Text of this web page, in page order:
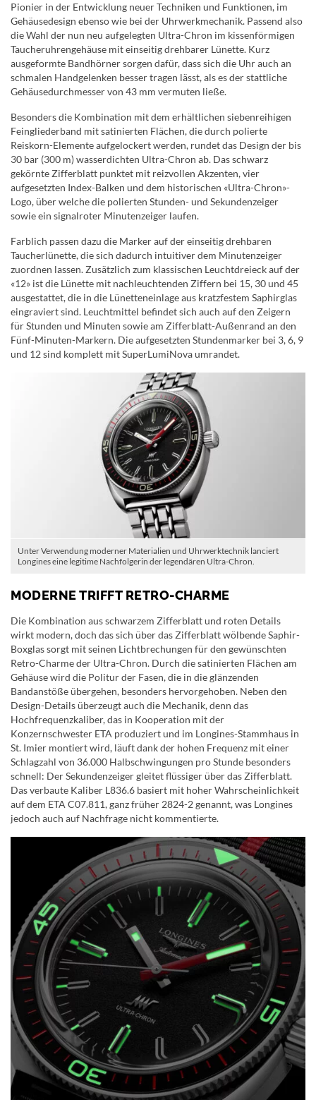
Pionier in der Entwicklung neuer Techniken und Funktionen, im
Gehäusedesign ebenso wie bei der Uhrwerkmechanik. Passend also
die Wahl der nun neu aufgelegten Ultra-Chron im kissenförmigen
Taucheruhrengehäuse mit einseitig drehbarer Lünette. Kurz
ausgeformte Bandhörner sorgen dafür, dass sich die Uhr auch an
schmalen Handgelenken besser tragen lässt, als es der stattliche
Gehäusedurchmesser von 43 mm vermuten ließe.
Besonders die Kombination mit dem erhältlichen siebenreihigen
Feingliederband mit satinierten Flächen, die durch polierte
Reiskorn-Elemente aufgelockert werden, rundet das Design der bis
30 bar (300 m) wasserdichten Ultra-Chron ab. Das schwarz
gekörnte Zifferblatt punktet mit reizvollen Akzenten, vier
aufgesetzten Index-Balken und dem historischen «Ultra-Chron»-
Logo, über welche die polierten Stunden- und Sekundenzeiger
sowie ein signalroter Minutenzeiger laufen.
Farblich passen dazu die Marker auf der einseitig drehbaren
Taucherlünette, die sich dadurch intuitiver dem Minutenzeiger
zuordnen lassen. Zusätzlich zum klassischen Leuchtdreieck auf der
«12» ist die Lünette mit nachleuchtenden Ziffern bei 15, 30 und 45
ausgestattet, die in die Lünetteneinlage aus kratzfestem Saphirglas
eingraviert sind. Leuchtmittel befindet sich auch auf den Zeigern
für Stunden und Minuten sowie am Zifferblatt-Außenrand an den
Fünf-Minuten-Markern. Die aufgesetzten Stundenmarker bei 3, 6, 9
und 12 sind komplett mit SuperLumiNova umrandet.
Unter Verwendung moderner Materialien und Uhrwerktechnik lanciert
Longines eine legitime Nachfolgerin der legendären Ultra-Chron.
MODERNE TRIFFT RETRO-CHARME
Die Kombination aus schwarzem Zifferblatt und roten Details
wirkt modern, doch das sich über das Zifferblatt wölbende Saphir-
Boxglas sorgt mit seinen Lichtbrechungen für den gewünschten
Retro-Charme der Ultra-Chron. Durch die satinierten Flächen am
Gehäuse wird die Politur der Fasen, die in die glänzenden
Bandanstöße übergehen, besonders hervorgehoben. Neben den
Design-Details überzeugt auch die Mechanik, denn das
Hochfrequenzkaliber, das in Kooperation mit der
Konzernschwester ETA produziert und im Longines-Stammhaus in
St. Imier montiert wird, läuft dank der hohen Frequenz mit einer
Schlagzahl von 36.000 Halbschwingungen pro Stunde besonders
schnell: Der Sekundenzeiger gleitet flüssiger über das Zifferblatt.
Das verbaute Kaliber L836.6 basiert mit hoher Wahrscheinlichkeit
auf dem ETA C07.811, ganz früher 2824-2 genannt, was Longines
jedoch auch auf Nachfrage nicht kommentierte.